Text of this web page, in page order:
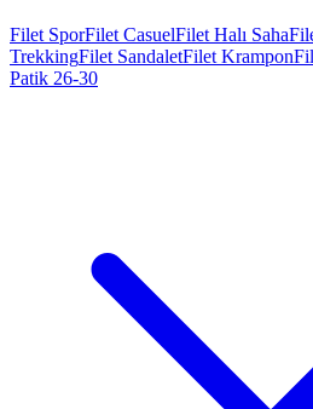
Filet SporFilet CasuelFilet Halı Saha
TrekkingFilet SandaletFilet Krampon
Patik 26-30